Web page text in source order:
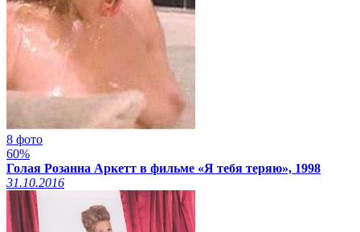
8 фото
60%
Голая Розанна Аркетт в фильме «Я тебя теряю», 1998
31.10.2016